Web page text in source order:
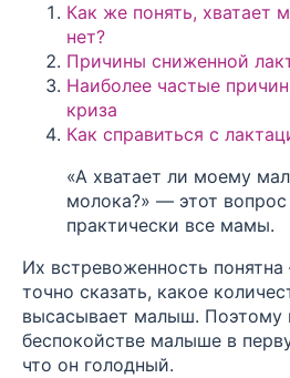
Как же понять, хватает
нет?
Причины сниженной
Наиболее частые
криза
Как справиться с
«А хватает ли моему
молока?» — этот
практически все мамы.
Их встревоженность
точно сказать, какое
высасывает малыш. Поэтому
беспокойстве малыше в
что он голодный.